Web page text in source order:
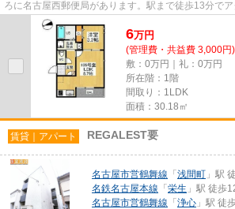
ろに名古屋西郵便局があります。駅まで徒歩13分で
ちらの物件はアパートです。...
6万円
(管理費・共益費 3,000円)
敷：0万円｜礼：0万円
所在階：1階
間取り：1LDK
面積：30.18㎡
賃貸｜アパート REGALEST要
名古屋市営鶴舞線 「 浅間町 」駅
名鉄名古屋本線 「 栄生 」駅 徒歩
名古屋市営鶴舞線 「 浄心 」駅 徒